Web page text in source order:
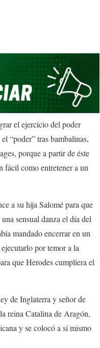
el ejercicio del poder
“poder” tras bambalinas,
porque a partir de éste
fácil como entretener a un
a su hija Salomé para que
sensual danza el día del
mandado encerrar en un
por temor a la
que Herodes cumpliera el
de Inglaterra y señor de
reina Catalina de Aragón,
y se colocó a sí mismo